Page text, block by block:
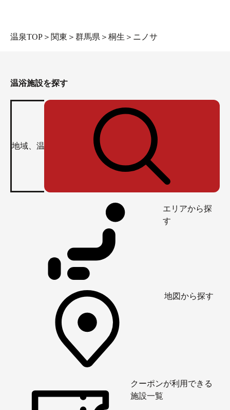
温泉TOP ＞ 関東 ＞ 群馬県 ＞ 桐生 ＞ ニノサ
温浴施設を探す
エリアから探
す
地図から探す
クーポンが利用できる
施設一覧